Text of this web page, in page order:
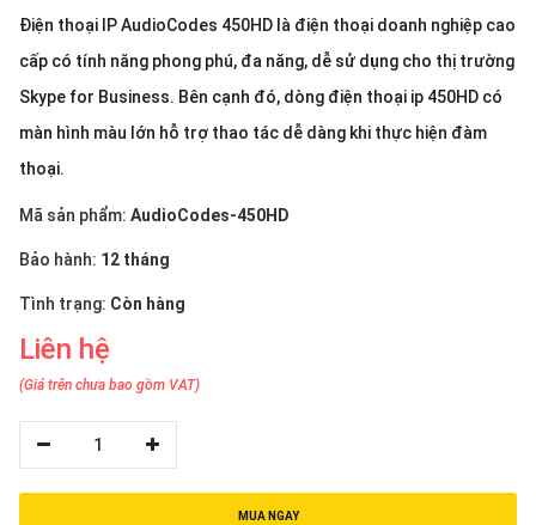
Điện thoại IP AudioCodes 450HD là điện thoại doanh nghiệp cao
cấp có tính năng phong phú, đa năng, dễ sử dụng cho thị trường
Skype for Business. Bên cạnh đó, dòng điện thoại ip 450HD có
màn hình màu lớn hỗ trợ thao tác dễ dàng khi thực hiện đàm
thoại.
Mã sản phẩm: AudioCodes-450HD
Bảo hành: 12 tháng
Tình trạng: Còn hàng
Liên hệ
(Giá trên chưa bao gồm VAT)
1
MUA NGAY
Hỗ
trợ
Tin
tức
hệ
Giới
NGÔN
Tiếng
English